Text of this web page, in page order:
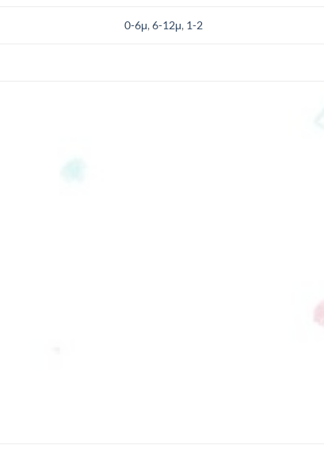
0-6μ,6-12μ, 1-2